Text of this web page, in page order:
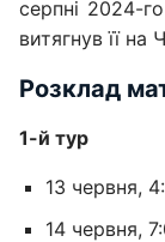
серпні 2024-
витягнув її
Розклад
1-й тур
13 червня,
14 червня,